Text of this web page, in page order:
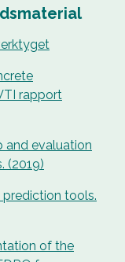
rapport
and evaluation
(2019)
tools.
of the